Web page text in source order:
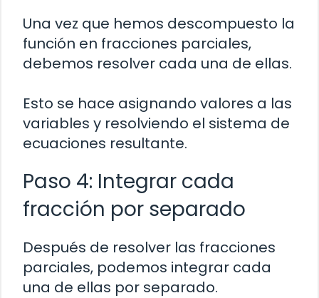
Una vez que hemos descompuesto la
función en fracciones parciales,
debemos resolver cada una de ellas.
Esto se hace asignando valores a las
variables y resolviendo el sistema de
ecuaciones resultante.
Paso 4: Integrar cada
fracción por separado
Después de resolver las fracciones
parciales, podemos integrar cada
una de ellas por separado.